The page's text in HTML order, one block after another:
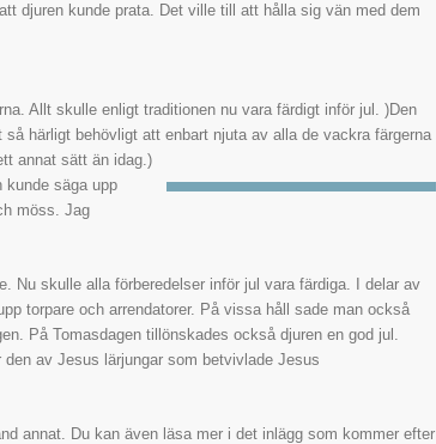
djuren kunde prata. Det ville till att hålla sig vän med dem
Allt skulle enligt traditionen nu vara färdigt inför jul. )Den
härligt behövligt att enbart njuta av alla de vackra färgerna
annat sätt än idag.)
kunde säga upp
möss. Jag
Nu skulle alla förberedelser inför jul vara färdiga. I delar av
torpare och arrendatorer. På vissa håll sade man också
På Tomasdagen tillönskades också djuren en god jul.
av Jesus lärjungar som betvivlade Jesus
annat. Du kan även läsa mer i det inlägg som kommer efter